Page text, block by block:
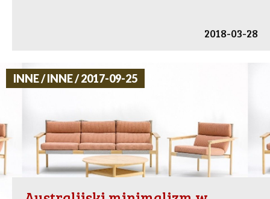
2018-03-28
INNE / INNE / 2017-09-25